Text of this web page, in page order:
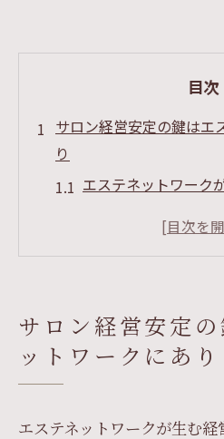
目次
サロン経営安定の鍵はエ
り
エステネットワーク
サロン経営者が知る
せる
エステネットワーク
エステ活用で収益を伸ば
サロン経営安定
ットワークにあり
エステネットワークが生む